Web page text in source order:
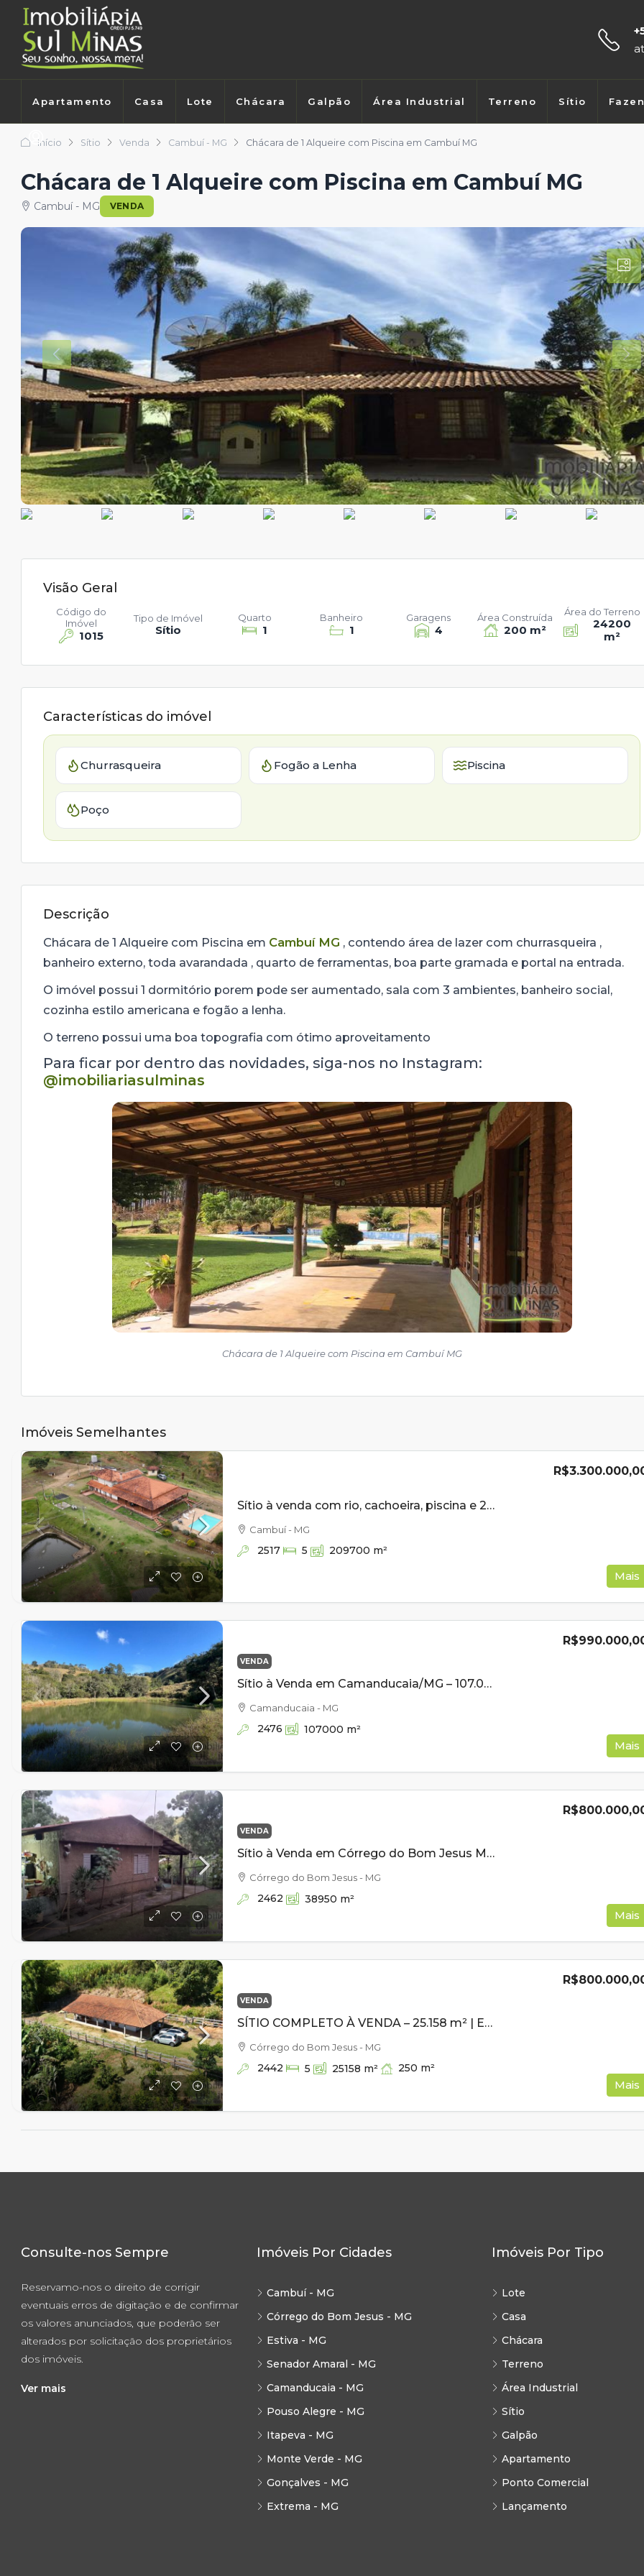
Apartamento Casa Lote Chácara Galpão Área Industrial Terreno Sítio
Início Sítio Venda Cambuí - MG Chácara de 1 Alqueire com Piscina em Cambuí MG
Chácara de 1 Alqueire com Piscina em Cambuí MG
Cambuí - MG VENDA
Visão Geral
1015
Código do
Imóvel
Sítio
Tipo de Imóvel
1
Quarto
1
Banheiro
4
Garagens
200 m²
Área Construída
24200
m²
Área do Terreno
Características do imóvel
Churrasqueira Fogão a Lenha Piscina
Poço
Descrição
Chácara de 1 Alqueire com Piscina em Cambuí MG , contendo área de lazer com churrasqueira ,
banheiro externo, toda avarandada , quarto de ferramentas, boa parte gramada e portal na entrada.
O imóvel possui 1 dormitório porem pode ser aumentado, sala com 3 ambientes, banheiro social,
cozinha estilo americana e fogão a lenha.
O terreno possui uma boa topografia com ótimo aproveitamento
Para ficar por dentro das novidades, siga-nos no Instagram:
@imobiliariasulminas
Chácara de 1 Alqueire com Piscina em Cambuí MG
Imóveis Semelhantes
Sítio à venda com rio, cachoeira, piscina e 20,97 hectares em Cambuí MG
Cambuí - MG
2517 5 209700 m²
Mais
VENDA
Sítio à Venda em Camanducaia/MG – 107.000 m² de Natureza, Água e Fácil Acesso!
Camanducaia - MG
2476 107000 m²
Mais
VENDA
Sítio à Venda em Córrego do Bom Jesus MG Com Cachoeira na Divisa- Rico em Água
Córrego do Bom Jesus - MG
2462 38950 m²
Mais
VENDA
SÍTIO COMPLETO À VENDA – 25.158 m² | ESTRUTURA PRONTA | ÁGUA EM ABUNDÂNCIA
Córrego do Bom Jesus - MG
2442 5 25158 m² 250 m²
Mais
Consulte-nos Sempre
Reservamo-nos o direito de corrigir
eventuais erros de digitação e de confirmar
os valores anunciados, que poderão ser
alterados por solicitação dos proprietários
dos imóveis.
Ver mais
Imóveis Por Cidades
Cambuí - MG
Córrego do Bom Jesus - MG
Estiva - MG
Senador Amaral - MG
Camanducaia - MG
Pouso Alegre - MG
Itapeva - MG
Monte Verde - MG
Gonçalves - MG
Extrema - MG
Imóveis Por Tipo
Lote
Casa
Chácara
Terreno
Área Industrial
Sítio
Galpão
Apartamento
Ponto Comercial
Lançamento